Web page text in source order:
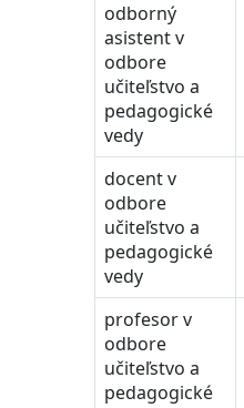
odborný
asistent v
odbore
učiteľstvo a
pedagogické
vedy
docent v
odbore
učiteľstvo a
pedagogické
vedy
profesor v
odbore
učiteľstvo a
pedagogické